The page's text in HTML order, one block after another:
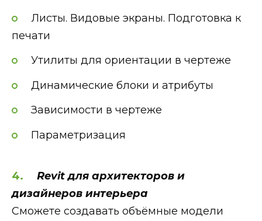
Листы. Видовые экраны. Подготовка к
печати
Утилиты для ориентации в чертеже
Динамические блоки и атрибуты
Зависимости в чертеже
Параметризация
Revit для архитекторов и
дизайнеров интерьера
Сможете создавать объёмные модели